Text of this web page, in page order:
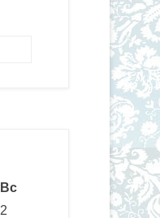
Вс
2